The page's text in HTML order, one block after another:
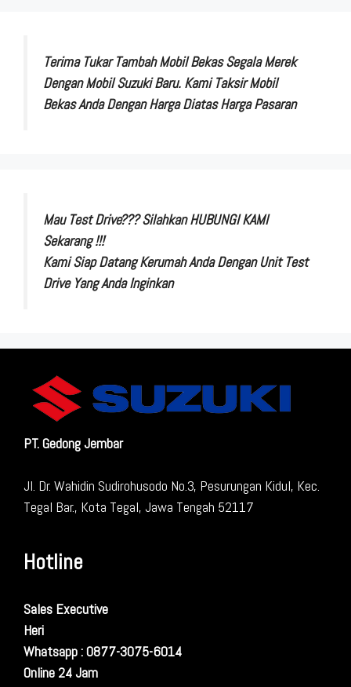
Terima Tukar Tambah Mobil Bekas Segala Merek
Dengan Mobil Suzuki Baru. Kami Taksir Mobil
Bekas Anda Dengan Harga Diatas Harga Pasaran
Mau Test Drive??? Silahkan HUBUNGI KAMI
Sekarang !!!
Kami Siap Datang Kerumah Anda Dengan Unit Test
Drive Yang Anda Inginkan
PT. Gedong Jembar
Jl. Dr. Wahidin Sudirohusodo No.3, Pesurungan Kidul, Kec.
Tegal Bar., Kota Tegal, Jawa Tengah 52117
Hotline
Sales Executive
Heri
Whatsapp : 0877-3075-6014
Online 24 Jam